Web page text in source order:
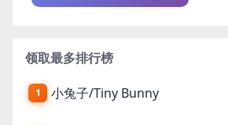
领取最多排行榜
1 小兔子/Tiny Bunny